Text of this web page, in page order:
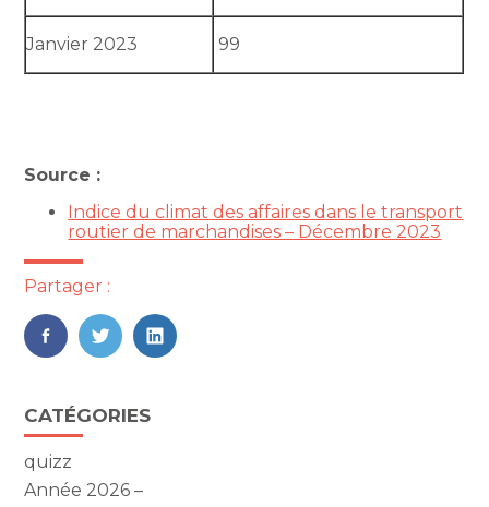
Janvier 2023 99
Source :
Indice du climat des affaires dans le transport
routier de marchandises – Décembre 2023
Partager :
FaceBook
TwitterLinkedIn
Blog
sidebar
CATÉGORIES
quizz
Année 2026 –